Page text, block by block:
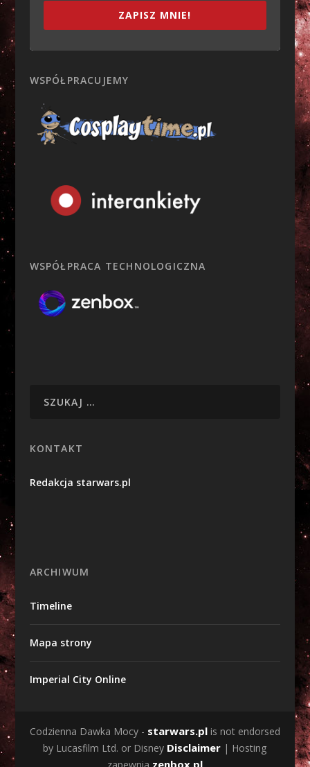
ZAPISZ MNIE!
WSPÓŁPRACUJEMY
WSPÓŁPRACA TECHNOLOGICZNA
KONTAKT
Redakcja starwars.pl
ARCHIWUM
Timeline
Mapa strony
Imperial City Online
Codzienna Dawka Mocy - starwars.plis not endorsed
by Lucasfilm Ltd. or Disney Disclaimer | Hosting
zenbox.pl